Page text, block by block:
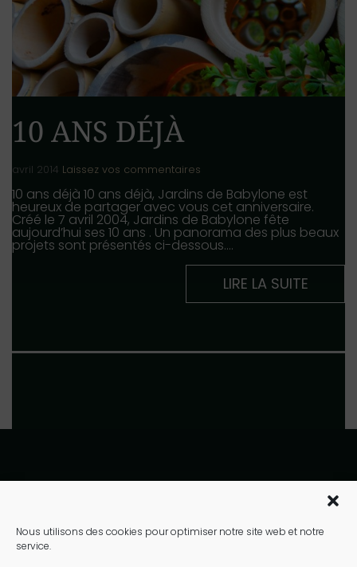
Nous utilisons des cookies pour optimiser notre site web et notre
service.
10 ANS DÉJÀ
avril 2014 Laissez vos commentaires
10 ans déjà 10 ans déjà, Jardins de Babylone est
heureux de partager avec vous cet anniversaire.
Créé le 7 avril 2004, Jardins de Babylone fête
aujourd’hui ses 10 ans . Un panorama des plus beaux
projets sont présentés ci-dessous.…
LIRE LA SUITE